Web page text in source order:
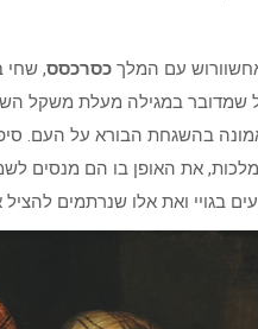
עם המלך כסרכסס
כל שמדובר במגילה מעלת משקל
בהשגחת הבורא על העם.
את האופן בו הם מנסים
בגויי ואת אלו שנרתמים להציל